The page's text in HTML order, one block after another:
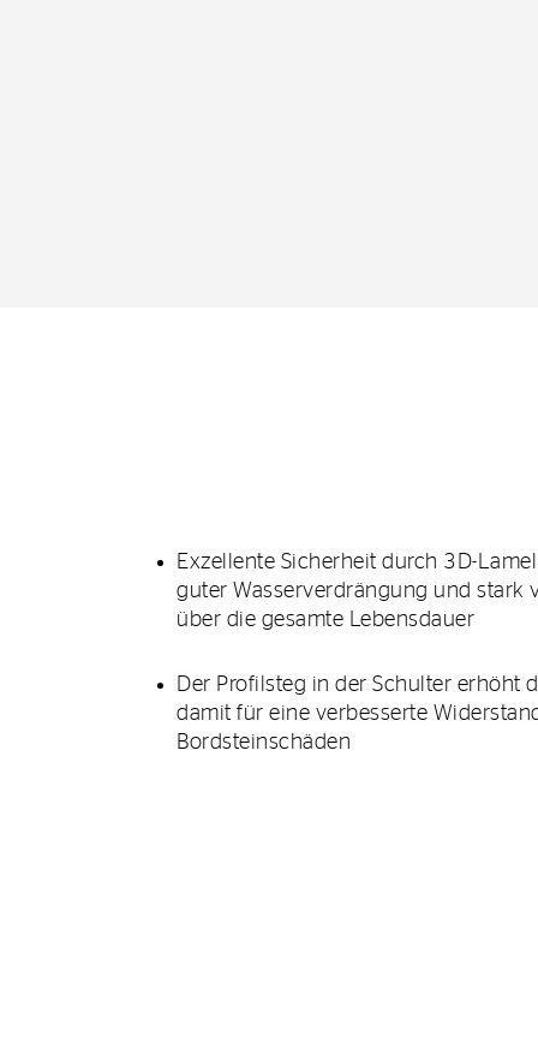
Exzellente Sicherheit durch 3D-
guter Wasserverdrängung und stark
über die gesamte Lebensdauer
Der Profilsteg in der Schulter erhöht
damit für eine verbesserte
Bordsteinschäden